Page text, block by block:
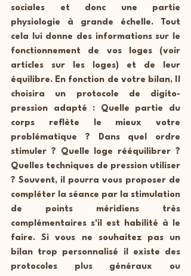
sociales et donc une partie
physiologie à grande échelle. Tout
cela lui donne des informations sur le
fonctionnement de vos loges (voir
articles sur les loges) et de leur
équilibre. En fonction de votre bilan, Il
choisira un protocole de digito-
pression adapté : Quelle partie du
corps reflète le mieux votre
problématique ? Dans quel ordre
stimuler ? Quelle loge rééquilibrer ?
Quelles techniques de pression utiliser
? Souvent, il pourra vous proposer de
compléter la séance par la stimulation
de points méridiens très
complémentaires s'il est habilité à le
faire. Si vous ne souhaitez pas un
bilan trop personnalisé il existe des
protocoles plus généraux ou